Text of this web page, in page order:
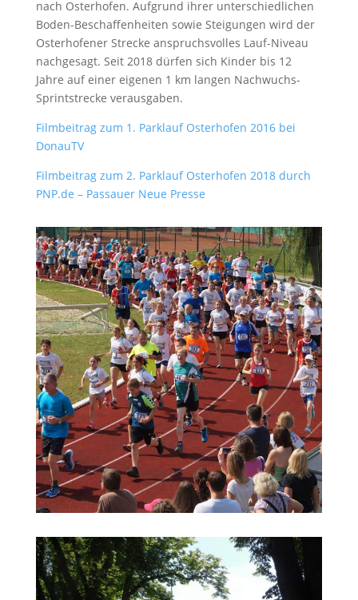
nach Osterhofen. Aufgrund ihrer unterschiedlichen
Boden-Beschaffenheiten sowie Steigungen wird der
Osterhofener Strecke anspruchsvolles Lauf-Niveau
nachgesagt. Seit 2018 dürfen sich Kinder bis 12
Jahre auf einer eigenen 1 km langen Nachwuchs-
Sprintstrecke verausgaben.
Filmbeitrag zum 1. Parklauf Osterhofen 2016 bei
DonauTV
Filmbeitrag zum 2. Parklauf Osterhofen 2018 durch
PNP.de – Passauer Neue Presse